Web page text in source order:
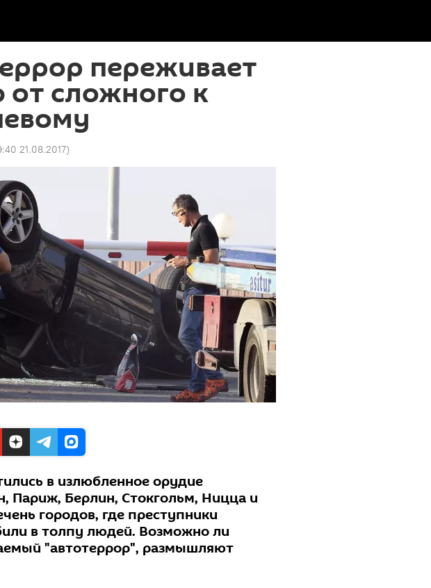
переживает
сложного к
21.08.2017)
в излюбленное орудие
Париж, Берлин, Стокгольм, Ницца и
городов, где преступники
в толпу людей. Возможно ли
"автотеррор", размышляют